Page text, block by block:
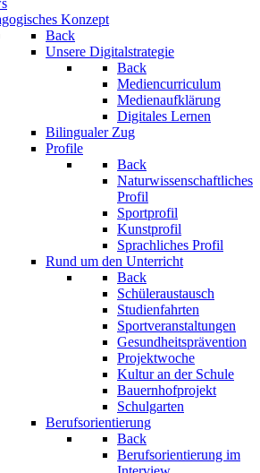
Konzept
Back
Unsere Digitalstrategie
Back
Mediencurriculum
Medienaufklärung
Digitales Lernen
Bilingualer Zug
Profile
Back
Naturwissenschaftliches
Profil
Sportprofil
Kunstprofil
Sprachliches Profil
Rund um den Unterricht
Back
Schüleraustausch
Studienfahrten
Sportveranstaltungen
Gesundheitsprävention
Projektwoche
Kultur an der Schule
Bauernhofprojekt
Schulgarten
Berufsorientierung
Back
Berufsorientierung im